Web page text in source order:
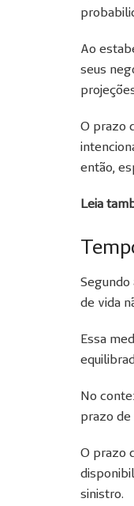
Ao
seus
O prazo
então,
Leia
Segundo
de vida
Essa
No
prazo de
O prazo
sinistro.